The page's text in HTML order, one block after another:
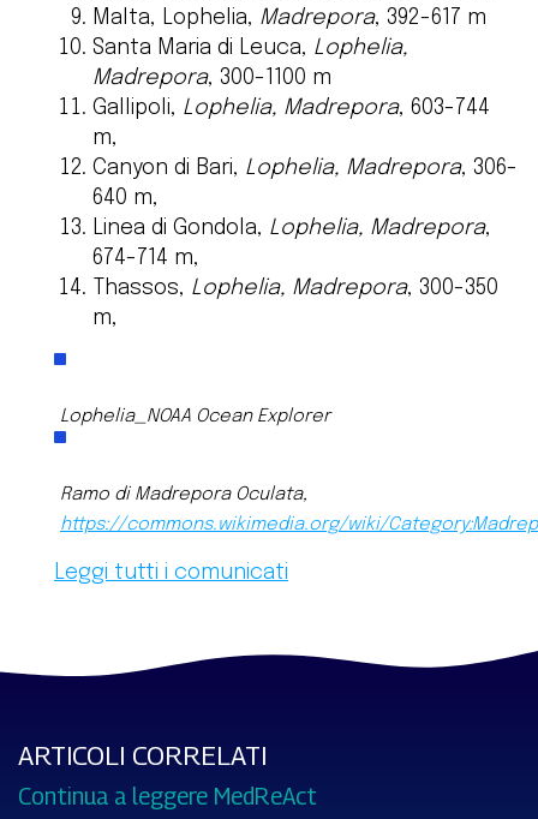
Malta, Lophelia, Madrepora, 392-617 m
Santa Maria di Leuca, Lophelia,
Madrepora, 300-1100 m
Gallipoli, Lophelia, Madrepora, 603-744
m,
Canyon di Bari, Lophelia, Madrepora, 306-
640 m,
Linea di Gondola, Lophelia, Madrepora,
674-714 m,
Thassos, Lophelia, Madrepora, 300-350
m,
Lophelia_NOAA Ocean Explorer
Ramo di Madrepora Oculata,
https://commons.wikimedia.org/wiki/
Leggi tutti i comunicati
ARTICOLI CORRELATI
Continua a leggere MedReAct